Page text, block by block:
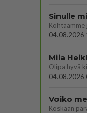
Sinulle
Kohtaamme
04.08.2026
Miia
04.08.2026
Voiko
Koskaan